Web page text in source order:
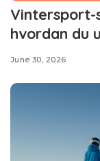
Vintersport-
hvordan du
June 30, 2026